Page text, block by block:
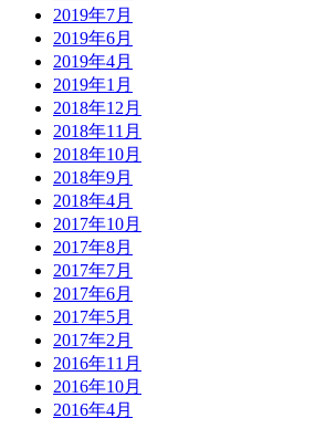
2019年7月
2019年6月
2019年4月
2019年1月
2018年12月
2018年11月
2018年10月
2018年9月
2018年4月
2017年10月
2017年8月
2017年7月
2017年6月
2017年5月
2017年2月
2016年11月
2016年10月
2016年4月